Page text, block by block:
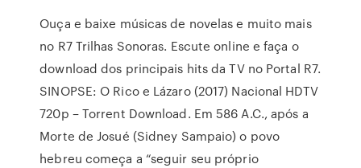
Ouça e baixe músicas de novelas e muito mais
no R7 Trilhas Sonoras. Escute online e faça o
download dos principais hits da TV no Portal R7.
SINOPSE: O Rico e Lázaro (2017) Nacional HDTV
720p – Torrent Download. Em 586 A.C., após a
Morte de Josué (Sidney Sampaio) o povo
hebreu começa a “seguir seu próprio